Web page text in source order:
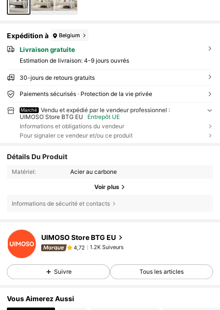
Expédition à Belgium
Livraison gratuite
Estimation de livraison: 4-9 jours ouvrés
30-jours de retours gratuits
Paiements sécurisés · Protection de la vie privée
Marché
Vendu et expédié par le vendeur professionnel :
UIMOSO Store BTG EU
Entrepôt UE
Informations et obligations du vendeur
Pour signaler ce vendeur et/ou ce produit
Détails Du Produit
Matériel: Acier au carbone
Voir plus
Informations de sécurité et contacts
UIMOSO Store BTG EU
4,72
1.2K Suiveurs
3***1est en train de naviguer
1.2K Suiveurs
Suivre Tous les articles
Vous Aimerez Aussi